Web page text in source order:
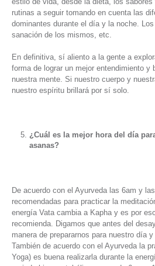
rutinas a seguir tomando en cuenta las
dominantes durante el día y la noche.
sanación de los mismos, etc.
En definitiva, sí aliento a la gente a
forma de lograr un mejor entendimiento y
nuestra mente. Si nuestro cuerpo y
nuestro espíritu brillará por sí solo.
¿Cuál es la mejor hora del día
asanas?
De acuerdo con el Ayurveda las 6am y
recomendadas para practicar la
energía Vata cambia a Kapha y es por
recomienda. Digamos que antes del
manera de prepararnos para nuestro día
También de acuerdo con el Ayurveda la
Yoga) es buena realizarla durante la